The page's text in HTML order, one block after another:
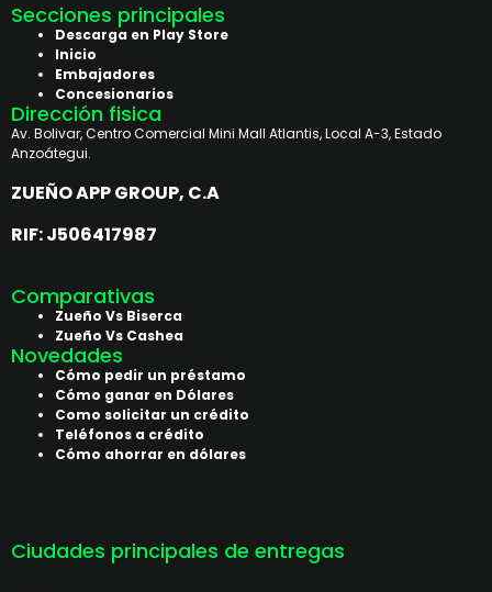
Secciones principales
Descarga en Play Store
Inicio
Embajadores
Concesionarios
Dirección fisica
Av. Bolivar, Centro Comercial Mini Mall Atlantis, Local A-3, Estado
Anzoátegui.
ZUEÑO APP GROUP, C.A
RIF: J506417987
Comparativas
Zueño Vs Biserca
Zueño Vs Cashea
Novedades
Cómo pedir un préstamo
Cómo ganar en Dólares
Como solicitar un crédito
Teléfonos a crédito
Cómo ahorrar en dólares
Ciudades principales de entregas